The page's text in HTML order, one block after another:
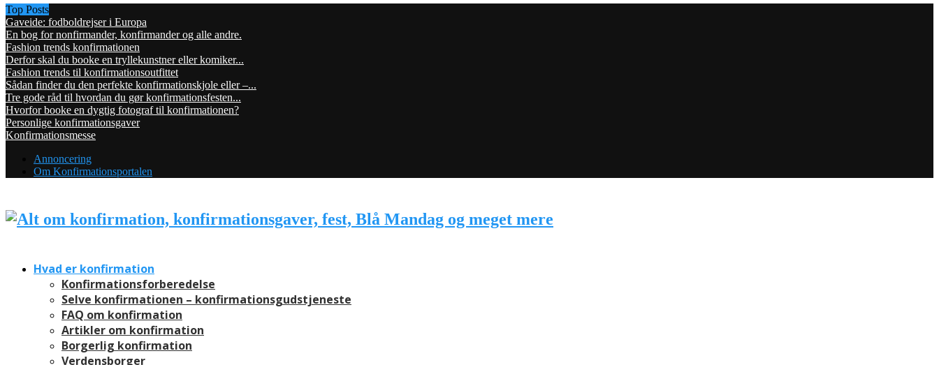
Top Posts
Gaveide: fodboldrejser i Europa
En bog for nonfirmander, konfirmander og alle andre.
Fashion trends konfirmationen
Derfor skal du booke en tryllekunstner eller komiker...
Fashion trends til konfirmationsoutfittet
Sådan finder du den perfekte konfirmationskjole eller –...
Tre gode råd til hvordan du gør konfirmationsfesten...
Hvorfor booke en dygtig fotograf til konfirmationen?
Personlige konfirmationsgaver
Konfirmationsmesse
Annoncering
Om Konfirmationsportalen
Hvad er konfirmation
Konfirmationsforberedelse
Selve konfirmationen – konfirmationsgudstjeneste
FAQ om konfirmation
Artikler om konfirmation
Borgerlig konfirmation
Verdensborger